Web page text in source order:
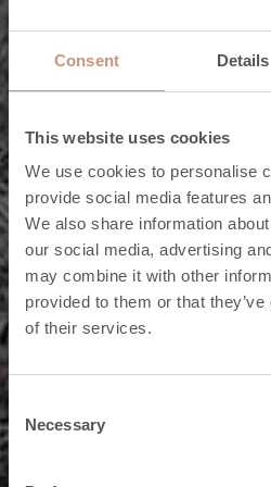
Consent Details
This website uses cookies
We use cookies to personalise
provide social media features
We also share information
our social media, advertising
may combine it with other
provided to them or that
of their services.
Selection
Necessary
Ampie
verticale
angolari.